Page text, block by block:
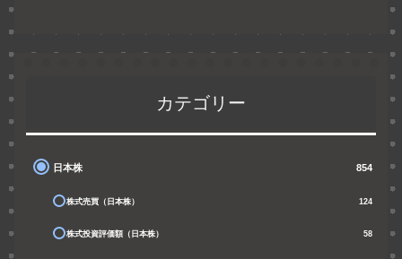
カテゴリー
日本株 854
株式売買（日本株） 124
株式投資評価額（日本株） 58